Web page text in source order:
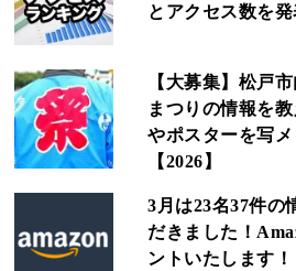
とアクセス数を発
【大募集】松戸
まつりの情報を
やポスターを写メ
【2026】
3月は23名37件の
だきました！
ントいたします！